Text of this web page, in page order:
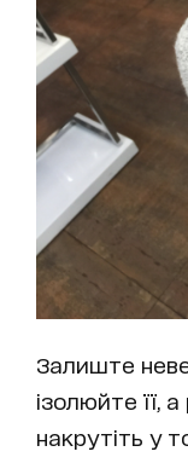
Залиште
ізолюйте її,
накрутіть у